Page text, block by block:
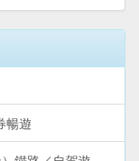
暢遊